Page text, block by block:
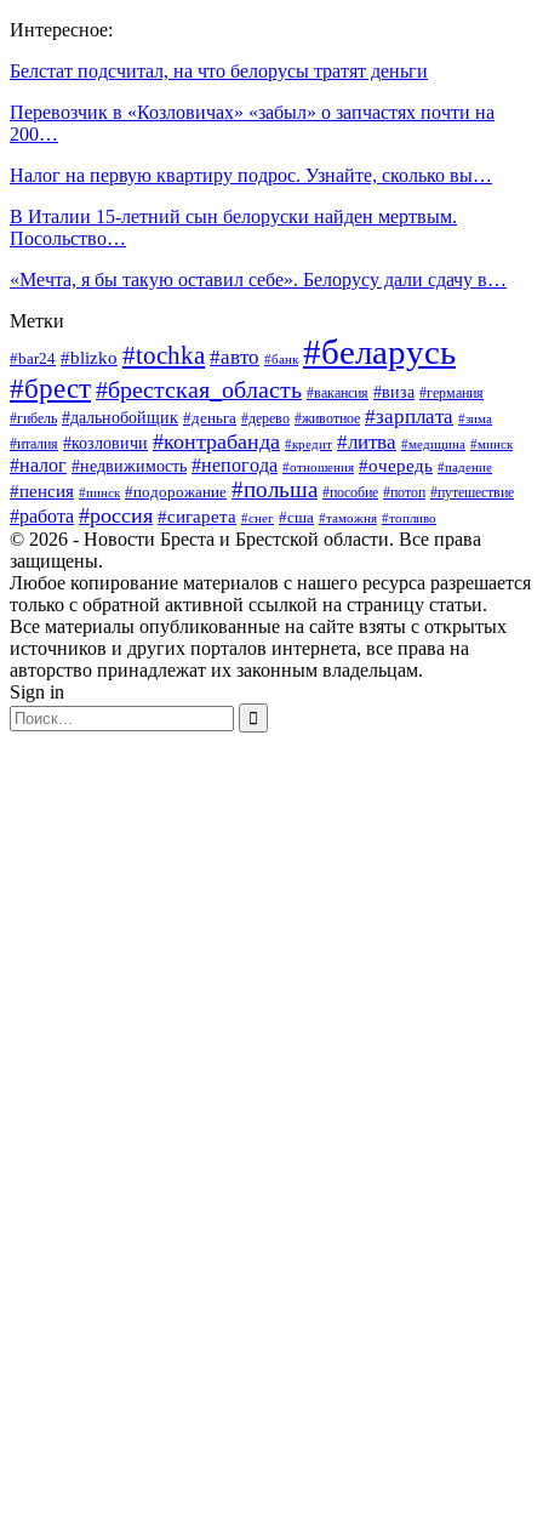
Интересное:
Белстат подсчитал, на что белорусы тратят деньги
Перевозчик в «Козловичах» «забыл» о запчастях почти на
200…
Налог на первую квартиру подрос. Узнайте, сколько вы…
В Италии 15-летний сын белоруски найден мертвым.
Посольство…
«Мечта, я бы такую оставил себе». Белорусу дали сдачу в…
Метки
#bar24 #blizko #tochka #авто #банк #беларусь
#брест#брестская_область #вакансия #виза #германия
#гибель #дальнобойщик #деньга #дерево #животное #зарплата #зима
#италия #козловичи #контрабанда #кредит #литва #медицина #минск
#налог #недвижимость #непогода #отношения #очередь #падение
#пенсия #пинск #подорожание #польша #пособие #потоп #путешествие
#работа #россия #сигарета #снег #сша #таможня #топливо
© 2026 - Новости Бреста и Брестской области. Все права
защищены.
Любое копирование материалов с нашего ресурса разрешается
только с обратной активной ссылкой на страницу статьи.
Все материалы опубликованные на сайте взяты с открытых
источников и других порталов интернета, все права на
авторство принадлежат их законным владельцам.
Sign in